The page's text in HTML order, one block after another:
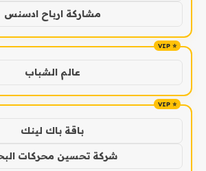
مشاركة ارباح ادسنس
عالم الشباب
باقة باك لينك
شركة تحسين محركات